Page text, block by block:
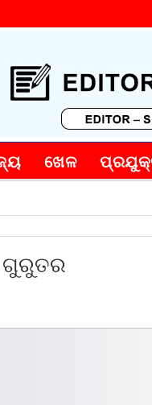
ଖେଳ
ଗୁରୁତର